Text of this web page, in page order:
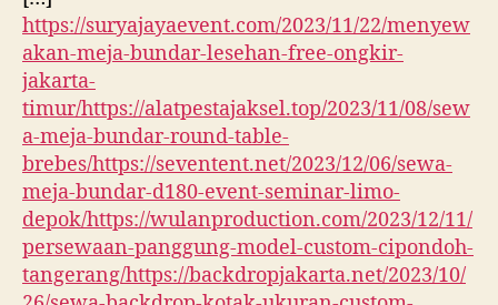
https://suryajayaevent.com/2023/11/22/menyew
akan-meja-bundar-lesehan-free-ongkir-
jakarta-
timur/https://alatpestajaksel.top/2023/11/08/sew
a-meja-bundar-round-table-
brebes/https://seventent.net/2023/12/06/sewa-
meja-bundar-d180-event-seminar-limo-
depok/https://wulanproduction.com/2023/12/11/
persewaan-panggung-model-custom-cipondoh-
tangerang/https://backdropjakarta.net/2023/10/